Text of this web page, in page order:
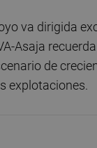
va dirigida
Asaja
de
explotaciones.